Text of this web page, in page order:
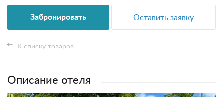
Забронировать Оставить заявку
К списку товаров
Описание отеля